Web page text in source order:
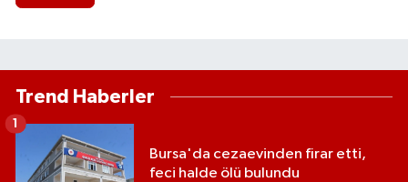
Trend Haberler
Bursa'da cezaevinden firar etti,
feci halde ölü bulundu
1